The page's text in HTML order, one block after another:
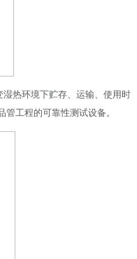
热环境下贮存、运输、使用时
工程的可靠性测试设备。